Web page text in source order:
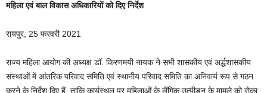
महिला एवं बाल विकास अधिकारियों को दिए निर्देश
रायपुर, 25 फरवरी 2021
राज्य महिला आयोग की अध्यक्ष डॉ. किरणमयी नायक ने सभी शासकीय एवं अर्द्धशासकीय
संस्थाओं में आंतरिक परिवाद समिति एवं स्थानीय परिवाद समिति का अनिवार्य रूप से गठन
करने के निर्देश दिए हैं, ताकि कार्यस्थल पर महिलाओं के लैंगिक उत्पीड़न के मामले को रोका